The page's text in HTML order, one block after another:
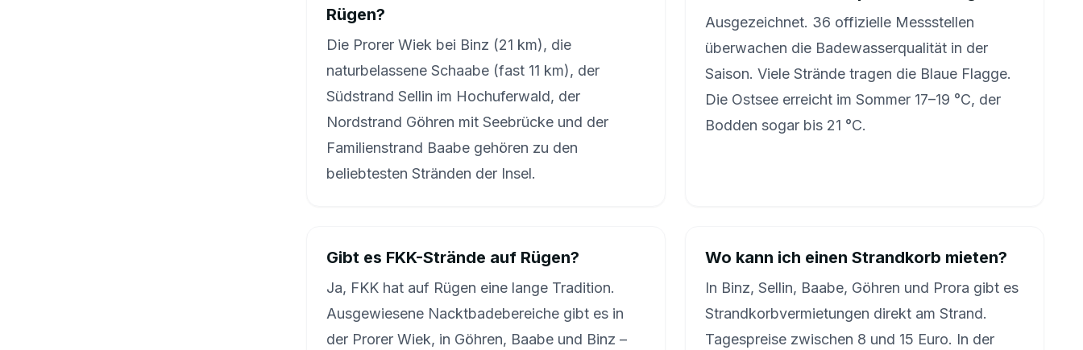
Rügen?
Die Prorer Wiek bei Binz (21 km), die
naturbelassene Schaabe (fast 11 km), der
Südstrand Sellin im Hochuferwald, der
Nordstrand Göhren mit Seebrücke und der
Familienstrand Baabe gehören zu den
beliebtesten Stränden der Insel.
Ausgezeichnet. 36 offizielle Messstellen
überwachen die Badewasserqualität in der
Saison. Viele Strände tragen die Blaue Flagge.
Die Ostsee erreicht im Sommer 17–19 °C, der
Bodden sogar bis 21 °C.
Gibt es FKK-Strände auf Rügen?
Ja, FKK hat auf Rügen eine lange Tradition.
Ausgewiesene Nacktbadebereiche gibt es in
der Prorer Wiek, in Göhren, Baabe und Binz –
Wo kann ich einen Strandkorb mieten?
In Binz, Sellin, Baabe, Göhren und Prora gibt es
Strandkorbvermietungen direkt am Strand.
Tagespreise zwischen 8 und 15 Euro. In der